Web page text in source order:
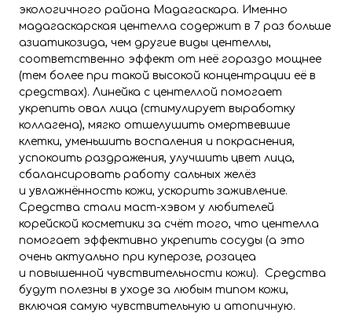
экологичного района Мадагаскара. Именно
мадагаскарская центелла содержит в 7 раз больше
азиатикозида, чем другие виды центеллы,
соответственно эффект от неё гораздо мощнее
(тем более при такой высокой концентрации её в
средствах). Линейка с центеллой помогает
укрепить овал лица (стимулирует выработку
коллагена), мягко отшелушить омертвевшие
клетки, уменьшить воспаления и покраснения,
успокоить раздражения, улучшить цвет лица,
сбалансировать работу сальных желёз
и увлажнённость кожи, ускорить заживление.
Средства стали маст-хэвом у любителей
корейской косметики за счёт того, что центелла
помогает эффективно укрепить сосуды (а это
очень актуально при куперозе, розацеа
и повышенной чувствительности кожи). Средства
будут полезны в уходе за любым типом кожи,
включая самую чувствительную и атопичную.